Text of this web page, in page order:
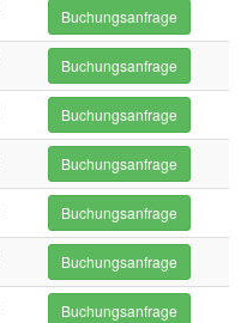
Buchungsanfrage
Buchungsanfrage
Buchungsanfrage
Buchungsanfrage
Buchungsanfrage
Buchungsanfrage
Buchungsanfrage